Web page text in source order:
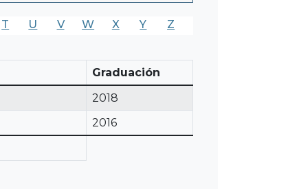
T U V W X Y Z
Graduación
2018
2016